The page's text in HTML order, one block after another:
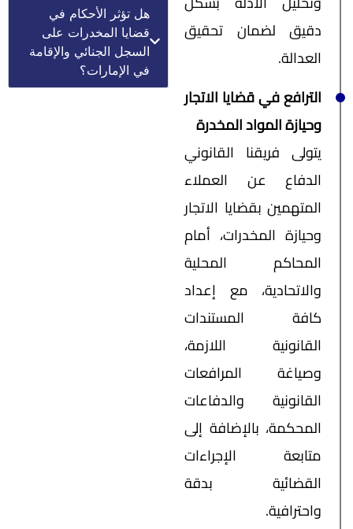
دقيق لضمان تحقيق
العدالة.
الترافع في قضايا الاتجار
وحيازة المواد المخدرة
يتولى فريقنا القانوني
الدفاع عن العملاء
المتهمين بقضايا الاتجار
وحيازة المخدرات، أمام
المحاكم المحلية
والاتحادية، مع إعداد
كافة المستندات
القانونية اللازمة،
وصياغة المرافعات
القانونية والدفاعات
المحكمة، بالإضافة إلى
متابعة الإجراءات
القضائية بدقة
واحترافية.
هل تؤثر الأحكام في
قضايا المخدرات على
السجل الجنائي والإقامة
في الإمارات؟